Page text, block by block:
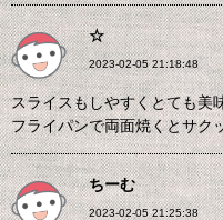
☆
2023-02-05 21:18:48
スライスもしやすくとても美
フライパンで両面焼くとサク
ちーむ
2023-02-05 21:25:38